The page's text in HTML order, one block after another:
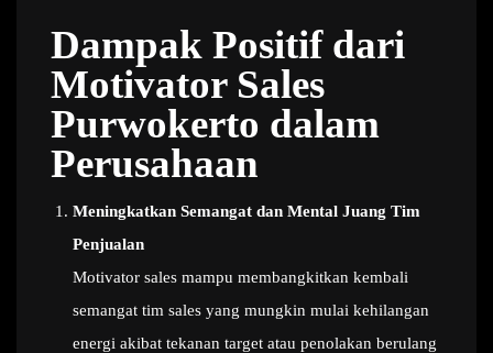
Dampak Positif dari
Motivator Sales
Purwokerto dalam
Perusahaan
Meningkatkan Semangat dan Mental Juang Tim
Penjualan
Motivator sales mampu membangkitkan kembali
semangat tim sales yang mungkin mulai kehilangan
energi akibat tekanan target atau penolakan berulang